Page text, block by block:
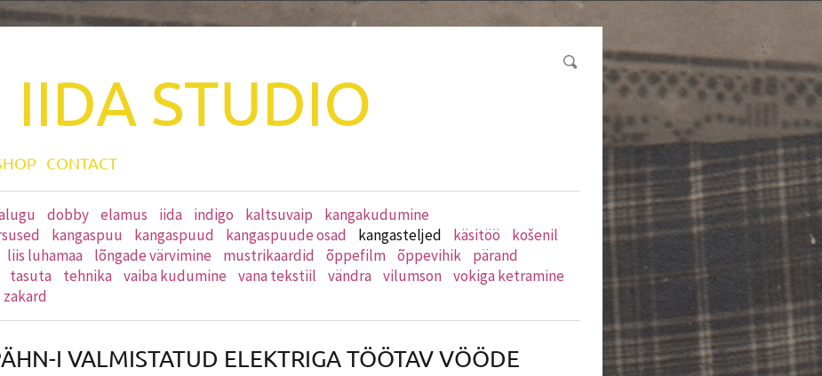
IIDA STUDIO
CONTACT
dobby elamus iida indigo kaltsuvaip
kangakudumine
kangaspuu kangaspuud kangaspuude osad kangasteljed käsitöö
košenil
liis luhamaa lõngade värvimine mustrikaardid õppefilm õppevihik
pärand
tasuta tehnika vaiba kudumine vana tekstiil vändra vilumson vokiga ketramine
zakard
I VALMISTATUD ELEKTRIGA TÖÖTAV VÖÖDE